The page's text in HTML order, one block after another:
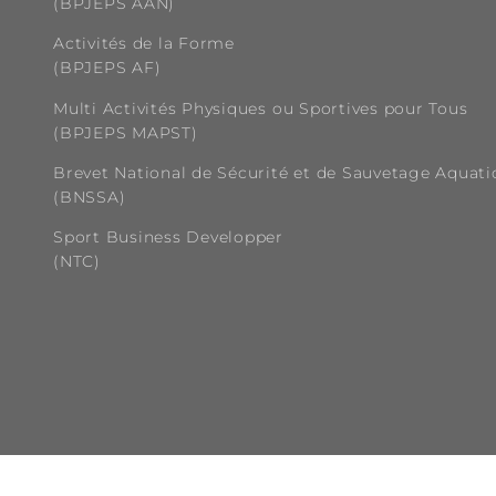
Activités de la Forme
(BPJEPS AF)
Multi Activités Physiques ou Sportives pour Tous
(BPJEPS MAPST)
Brevet National de Sécurité et de Sauvetage
(BNSSA)
Sport Business Developper
(NTC)